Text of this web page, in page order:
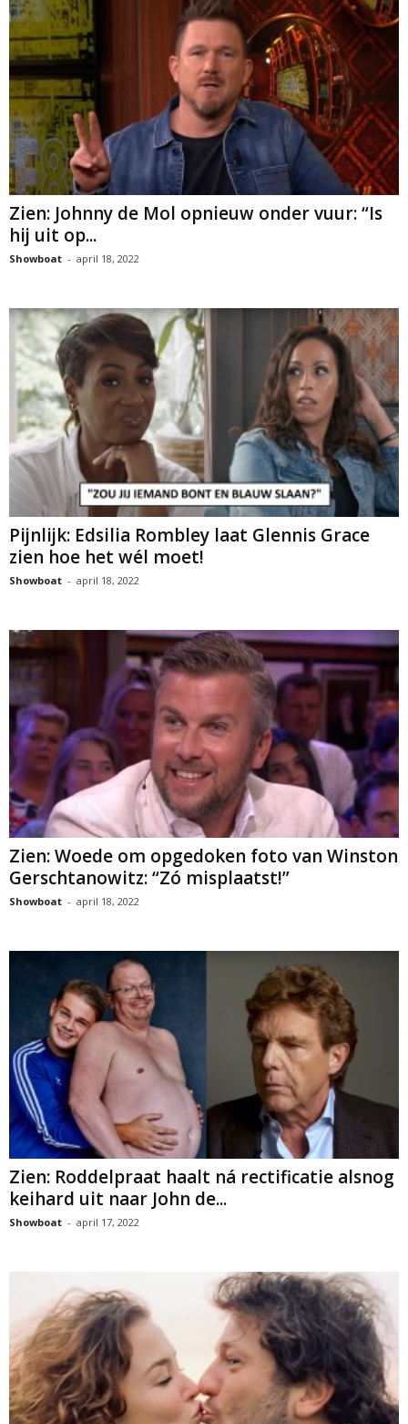
Zien: Johnny de Mol opnieuw onder vuur: “Is
hij uit op...
Showboat - april 18, 2022
Pijnlijk: Edsilia Rombley laat Glennis Grace
zien hoe het wél moet!
Showboat - april 18, 2022
Zien: Woede om opgedoken foto van Winston
Gerschtanowitz: “Zó misplaatst!”
Showboat - april 18, 2022
Zien: Roddelpraat haalt ná rectificatie alsnog
keihard uit naar John de...
Showboat - april 17, 2022